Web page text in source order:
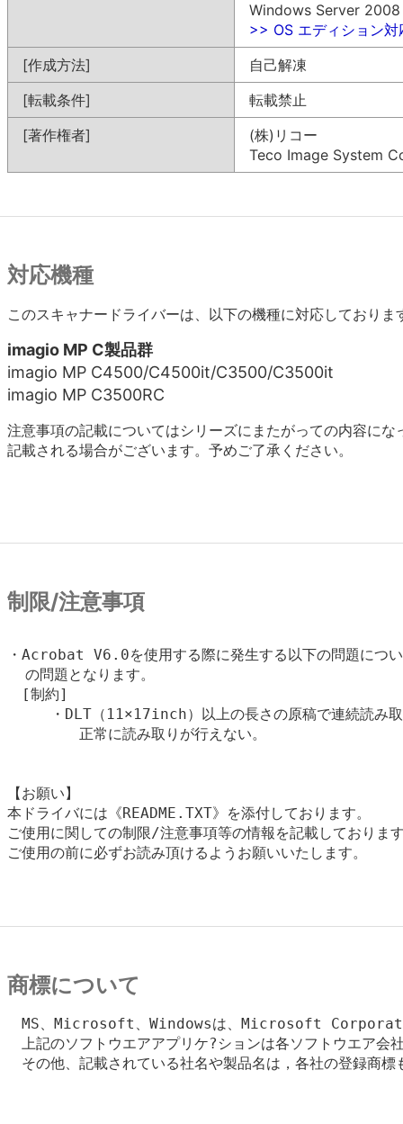
Windows Server
>> OS エディション対
[作成方法]
自己解凍
[転載条件]
転載禁止
[著作権者]
(株)リコー
Teco Image System
対応機種
このスキャナードライバーは、以下の機種に対応しておりま
imagio MP C製品群
imagio MP C4500/C4500it/C3500/C3500it
imagio MP C3500RC
注意事項の記載についてはシリーズにまたがっての内容に
記載される場合がございます。予めご了承ください。
制限/注意事項
・Acrobat V6.0を使用する際に発生する以下の問題に
  の問題となります。
[制約]
・DLT（11×17inch）以上の長さの原稿で連続読み取
        正常に読み取りが行えない。
【お願い】
本ドライバには《README.TXT》を添付しております。
ご使用に関しての制限/注意事項等の情報を記載しておりま
ご使用の前に必ずお読み頂けるようお願いいたします。
商標について
MS、Microsoft、Windowsは、Microsoft
上記のソフトウエアアプリケ?ションは各ソフトウエア会
その他、記載されている社名や製品名は，各社の登録商標